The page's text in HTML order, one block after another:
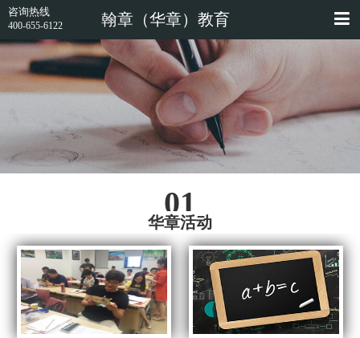
咨询热线
400-655-6122 翰章（华章）教育
01
华章活动